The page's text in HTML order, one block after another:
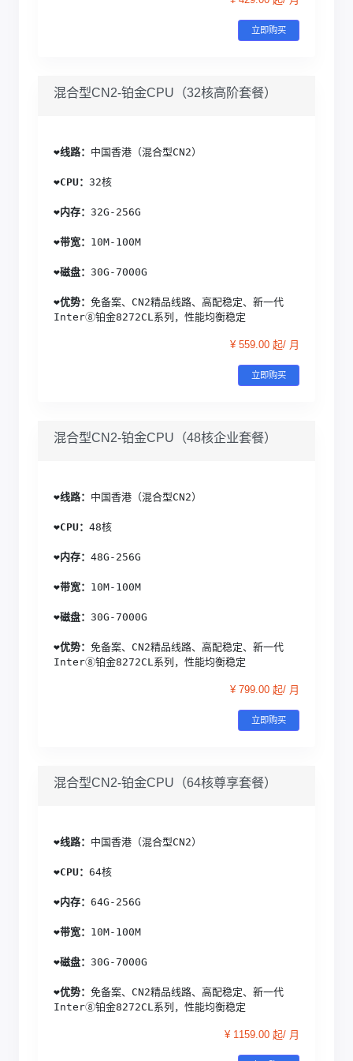
立即购买
混合型CN2-铂金CPU（32核高阶套餐）
❤️线路： 中国香港（混合型CN2）
❤️CPU： 32核
❤️内存： 32G-256G
❤️带宽： 10M-100M
❤️磁盘： 30G-7000G
❤️优势： 免备案、CN2精品线路、高配稳定、新一代
Inter⑧铂金8272CL系列，性能均衡稳定
¥ 559.00 起/ 月
立即购买
混合型CN2-铂金CPU（48核企业套餐）
❤️线路： 中国香港（混合型CN2）
❤️CPU： 48核
❤️内存： 48G-256G
❤️带宽： 10M-100M
❤️磁盘： 30G-7000G
❤️优势： 免备案、CN2精品线路、高配稳定、新一代
Inter⑧铂金8272CL系列，性能均衡稳定
¥ 799.00 起/ 月
立即购买
混合型CN2-铂金CPU（64核尊享套餐）
❤️线路： 中国香港（混合型CN2）
❤️CPU： 64核
❤️内存： 64G-256G
❤️带宽： 10M-100M
❤️磁盘： 30G-7000G
❤️优势： 免备案、CN2精品线路、高配稳定、新一代
Inter⑧铂金8272CL系列，性能均衡稳定
¥ 1159.00 起/ 月